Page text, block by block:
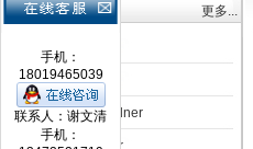
手机：
18019465039
联系人：谢文清
手机：
产品目录 更多...
涂膜机
德国Erichsen
德国BYK-Gardner
英国Elcometer